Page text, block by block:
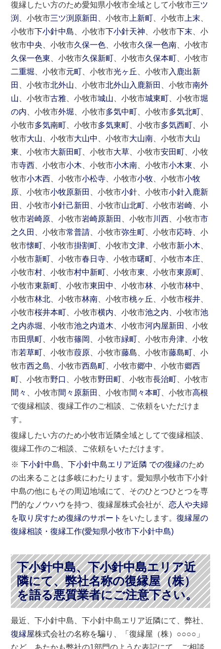
復縁したい方のため愛知県小牧市全域として小牧市三ツ
渕
、小牧市三ツ渕原新田 、小牧市 上新町 、小牧市 上末
小牧市下小針中島 、小牧市下小針天神 、小牧市下末 、小
牧市中央 、小牧市久保一色 、小牧市久保一色南 、小牧市
久保一色東 、小牧市久保新町 、小牧市久保本町 、小牧市
二重堀 、小牧市元町 、小牧市光ヶ丘 、小牧市入鹿出新
田
、小牧市北外山 、小牧市北外山入鹿新田 、小牧市南外
山 、小牧市古雅 、小牧市城山 、小牧市城東町 、小牧市堀
の内 、小牧市外堀 、小牧市多気中町 、小牧市多気北町
小牧市多気南町 、小牧市多気東町 、小牧市多気西町 、小
牧市大山 、小牧市大山中 、小牧市大山南 、小牧市大山
東 、小牧市大新田町 、小牧市大草 、小牧市安田町 、小牧
市寺西 、小牧市小木 、小牧市小木南 、小牧市小木東 、小
牧市小木西 、小牧市小松寺 、小牧市小牧 、小牧市小牧
原 、小牧市小牧原新田 、小牧市小針 、小牧市小針入鹿新
田
、小牧市小針己新田 、小牧市山北町 、小牧市岩崎 、小
牧市岩崎原 、小牧市岩崎原新田 、小牧市川西 、小牧市市
之久田
、小牧市常普請 、小牧市弥生町 、小牧市応時 、小
牧市懐町 、小牧市掛割町 、小牧市文津 、小牧市新小木
小牧市新町 、小牧市春日寺 、小牧市曙町 、小牧市本庄
小牧市村 、小牧市村中新町 、小牧市東 、小牧市東原町
小牧市東新町 、小牧市東田中 、小牧市林 、小牧市林中
小牧市林北 、小牧市林南 、小牧市桃ヶ丘 、小牧市桜井
小牧市桜井本町 、小牧市横内 、小牧市池之内 、小牧市池
之内赤堀 、小牧市池之内道木 、小牧市河内屋新田
、小牧
市田県町 、小牧市篠岡 、小牧市緑町 、小牧市舟津 、小牧
市若草町 、小牧市葭原 、小牧市藤島 、小牧市藤島町 、小
牧市西之島 、小牧市西島町 、小牧市郷中 、小牧市郷西
町 、小牧市野口 、小牧市野田町 、小牧市長治町 、小牧市
間々
、小牧市間々原新田 、小牧市間々本町 、小牧市高根
で復縁相談、復縁工作のご相談、ご依頼をいただけま
す。
復縁したい方のため小牧市近隣全域としてで復縁相談、
復縁工作のご相談、ご依頼をいただけます。
※下小針中島、下小針中島エリア近隣 での復縁のため
の出来ることは多岐にわたります。愛知県小牧市下小針
中島の他にもその周辺地域にて、そのひとつひとつを専
門的なノウハウを持つ、復縁屋株式会社が、恋人や夫婦
を取り戻すため復縁のサポート をいたします。復縁屋の
復縁相談・復縁工作(愛知県小牧市下小針中島)
下小針中島、下小針中島エリア近
隣にて、弊社名称の復縁屋（株）
を語る悪質業者にご注意下さい。
最近、下小針中島、下小針中島エリア近隣にて、弊社、
復縁屋株式会社の名称を騙り、「復縁屋（株）○○○○」